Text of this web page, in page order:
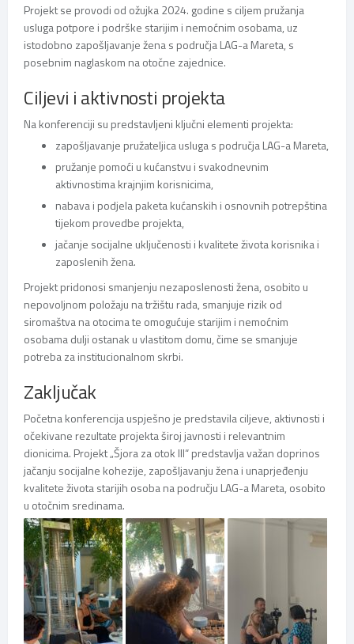
Projekt se provodi od ožujka 2024. godine s ciljem pružanja
usluga potpore i podrške starijim i nemoćnim osobama, uz
istodobno zapošljavanje žena s područja LAG-a Mareta, s
posebnim naglaskom na otočne zajednice.
Ciljevi i aktivnosti projekta
Na konferenciji su predstavljeni ključni elementi projekta:
zapošljavanje pružateljica usluga s područja LAG-a Mareta,
pružanje pomoći u kućanstvu i svakodnevnim
aktivnostima krajnjim korisnicima,
nabava i podjela paketa kućanskih i osnovnih potrepština
tijekom provedbe projekta,
jačanje socijalne uključenosti i kvalitete života korisnika i
zaposlenih žena.
Projekt pridonosi smanjenju nezaposlenosti žena, osobito u
nepovoljnom položaju na tržištu rada, smanjuje rizik od
siromaštva na otocima te omogućuje starijim i nemoćnim
osobama dulji ostanak u vlastitom domu, čime se smanjuje
potreba za institucionalnom skrbi.
Zaključak
Početna konferencija uspješno je predstavila ciljeve, aktivnosti i
očekivane rezultate projekta široj javnosti i relevantnim
dionicima. Projekt „Šjora za otok III“ predstavlja važan doprinos
jačanju socijalne kohezije, zapošljavanju žena i unaprjeđenju
kvalitete života starijih osoba na području LAG-a Mareta, osobito
u otočnim sredinama.